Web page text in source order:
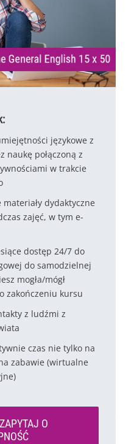
językowe z
naukę połączoną z
w trakcie
dydaktyczne
zajęć, w tym e-
dostęp 24/7 do
do samodzielnej
mogła/mógł
zakończeniu kursu
z ludźmi z
czas nie tylko na
zabawie (wirtualne
O